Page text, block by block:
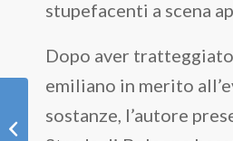
stupefacenti a scena
Dopo aver
emiliano in merito
sostanze, l’autore
100 domande sulle cure
palliative